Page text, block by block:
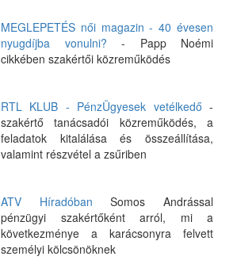
MEGLEPETÉS női magazin - 40 évesen
nyugdíjba vonulni? - Papp Noémi
cikkében szakértői közreműködés
RTL KLUB - PénzÜgyesek vetélkedő -
szakértő tanácsadói közreműködés, a
feladatok kitalálása és összeállítása,
valamint részvétel a zsűriben
ATV Híradóban Somos Andrással
pénzügyi szakértőként arról, mi a
következménye a karácsonyra felvett
személyi kölcsönöknek